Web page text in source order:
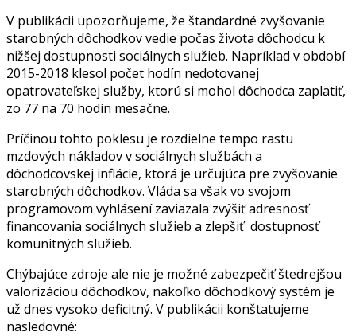
V publikácii upozorňujeme, že štandardné zvyšovanie
starobných dôchodkov vedie počas života dôchodcu k
nižšej dostupnosti sociálnych služieb. Napríklad v období
2015-2018 klesol počet hodín nedotovanej
opatrovateľskej služby, ktorú si mohol dôchodca zaplatiť,
zo 77 na 70 hodín mesačne.
Príčinou tohto poklesu je rozdielne tempo rastu
mzdových nákladov v sociálnych službách a
dôchodcovskej inflácie, ktorá je určujúca pre zvyšovanie
starobných dôchodkov. Vláda sa však vo svojom
programovom vyhlásení zaviazala zvýšiť adresnosť
financovania sociálnych služieb a zlepšiť dostupnosť
komunitných služieb.
Chýbajúce zdroje ale nie je možné zabezpečiť štedrejšou
valorizáciou dôchodkov, nakoľko dôchodkový systém je
už dnes vysoko deficitný. V publikácii konštatujeme
nasledovné: